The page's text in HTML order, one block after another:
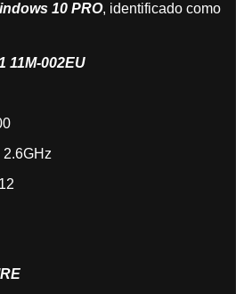
10 PRO, identificado como
11M-002EU
2.6GHz